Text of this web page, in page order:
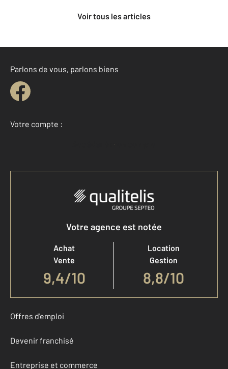
Voir tous les articles
Parlons de vous, parlons biens
Votre compte :
Accéder à mon compte
Votre agence est notée
Achat
Vente
9,4/10
Location
Gestion
8,8/10
Offres d'emploi
Devenir franchisé
Entreprise et commerce